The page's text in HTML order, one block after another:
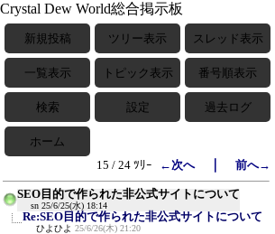
Crystal Dew World総合掲示板
新規投稿 ツリー表示 スレッド表示
一覧表示 トピック表示 番号順表示
検索 設定 過去ログ
ホーム
15 / 24 ﾂﾘｰ
←次へ｜ 前へ→
SEO目的で作られた非公式サイトについて
sn 25/6/25(水) 18:14
Re:SEO目的で作られた非公式サイトについて
ひよひよ 25/6/26(木) 21:20